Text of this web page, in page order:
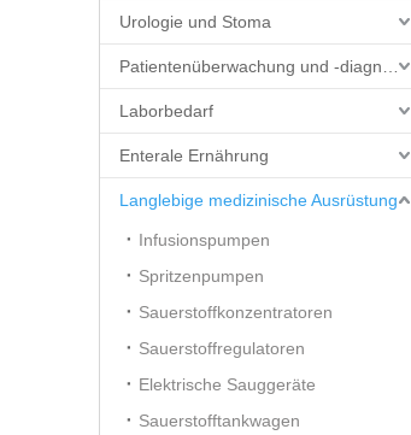
Urologie und Stoma
Laborbedarf
Enterale Ernährung
Langlebige medizinische Ausrüstung
Infusionspumpen
Spritzenpumpen
Sauerstoffkonzentratoren
Sauerstoffregulatoren
Elektrische Sauggeräte
Sauerstofftankwagen